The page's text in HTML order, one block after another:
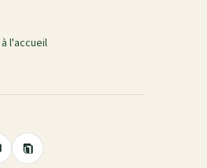
l'accueil
Copier
le